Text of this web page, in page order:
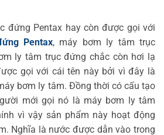
đứng Pentax hay còn được gọi với
Pentax, máy bơm ly tâm trục
ly tâm trục đứng chắc còn hơi lạ
gọi với cái tên này bởi vì đây là
bơm ly tâm. Đồng thời có cấu tạo
mới gọi nó là máy bơm ly tâm
vì vậy sản phẩm này hoạt động
Nghĩa là nước được dẫn vào trong